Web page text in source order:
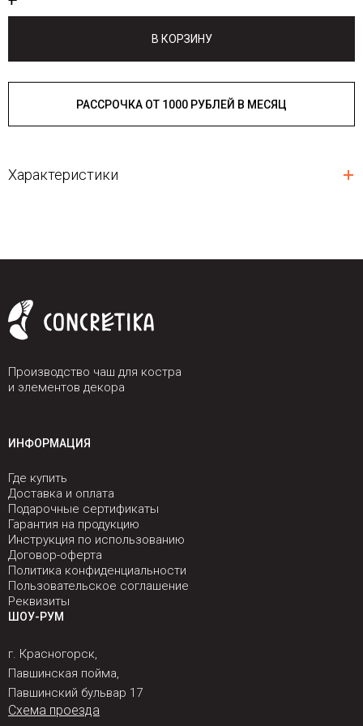
В КОРЗИНУ
РАССРОЧКА ОТ 1000 РУБЛЕЙ В МЕСЯЦ
Характеристики
Производство чаш для костра
и элементов декора
ИНФОРМАЦИЯ
Где купить
Доставка и оплата
Подарочные сертификаты
Гарантия на продукцию
Инструкция по использованию
Договор-оферта
Политика конфиденциальности
Пользовательское соглашение
Реквизиты
ШОУ-РУМ
г. Красногорск,
Павшинская пойма,
Павшинский бульвар 17
Схема проезда